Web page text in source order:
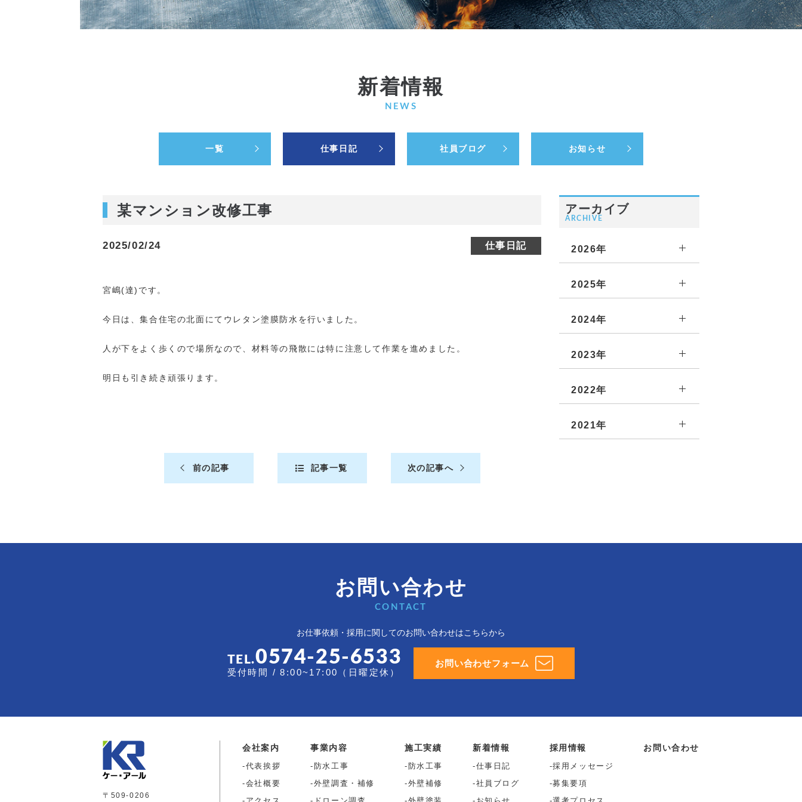
新着情報
NEWS
一覧 仕事日記 社員ブログ お知らせ
某マンション改修工事
2025/02/24 仕事日記
宮嶋(達)です。
今日は、集合住宅の北面にてウレタン塗膜防水を行いました。
人が下をよく歩くので場所なので、材料等の飛散には特に注意して作業を進めました。
明日も引き続き頑張ります。
前の記事 記事一覧 次の記事へ
アーカイブ
ARCHIVE
2026年
2025年
2024年
2023年
2022年
2021年
お問い合わせ
CONTACT
お仕事依頼・採用に関してのお問い合わせはこちらから
TEL.0574-25-6533
受付時間 / 8:00~17:00（日曜定休）
お問い合わせフォーム
〒509-0206
会社案内
代表挨拶
会社概要
事業内容
防水工事
外壁調査・補修
施工実績
防水工事
外壁補修
新着情報
仕事日記
社員ブログ
採用情報
採用メッセージ
募集要項
お問い合わせ